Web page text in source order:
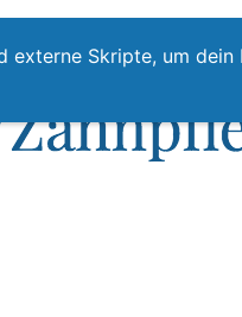
Skripte, um dein